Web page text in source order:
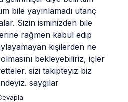
bile yayınlamadı utanç
Sizin isminizden bile
rağmen kabul edip
kişilerden ne
bekleyebiliriz, içler
sizi takipteyiz biz
saygılar